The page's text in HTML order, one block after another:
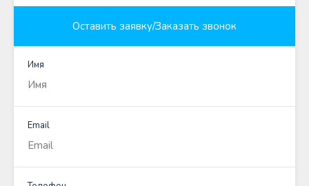
Оставить заявку/Заказать звонок
Имя
Email